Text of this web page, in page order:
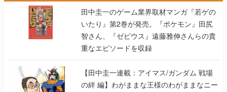
田中圭一のゲーム業界取材マンガ『若ゲの
いたり』第2巻が発売。『ポケモン』田尻
智さん、『ゼビウス』遠藤雅伸さんらの貴
重なエピソードを収録
【田中圭一連載：アイマス/ガンダム 戦場
の絆 編】わがままな王様のわがままなニー